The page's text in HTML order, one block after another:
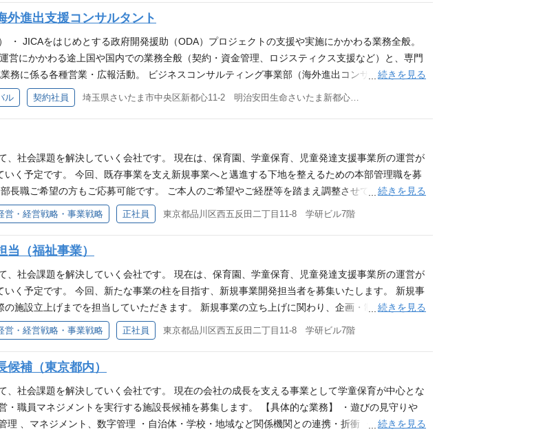
外進出支援コンサルタント
JICAをはじめとする政府開発援助（ODA）プロジェクトの支援や実施にかかわる業務全般。
営にかかわる途上国や国内での業務全般（契約・資金管理、ロジスティクス支援など）と、専門
務に係る各種営業・広報活動。 ビジネスコンサルティング事業部（海外進出コンサルタント）
ング業務。具体的にはマーケティング計画策定、事業戦略策定、業務提携支援など。 ・ 上記
ちらからご確認をお願いします。 採用会社 アイ・シー・ネット株式会社 https://www.icnet.co.j
を活かした、日本企業の海外展開支援やCSR・CSV・人材育成の支援事業も展開するほか、学
開。 所在地 〒330-6027埼玉県さいたま市中央区新都心11-2 明治安田生命さいたま新都心ビル2
続きを見る
ル 契約社員
社会課題を解決していく会社です。 現在は、保育園、学童保育、児童発達支援事業所の運営が
く予定です。 今回、既存事業を支え新規事業へと邁進する下地を整えるための本部管理職を募
長職ご希望の方もご応募可能です。 ご本人のご希望やご経歴等を踏まえ調整させていただきま
） 全社業績管理および中期計画・年度計画策定 施設単位の収支管理と改善策の立案 DX業務
自治体請求業務および業績管理業務の統括 （課長職）自治体請求業務および業績管理業務の
施設のつなぎ 運営施設の問題・課題解決の推進 その他運営施設に関する業務全般 （副部長
（課長職）運営担当のマネジメント及び業務フォロー、担当施設の問題・課題解決 求める人物
方 明確な答えがない中でも、模索しながら形にしていくことができる方 社会を良くしたいと
スキル・経験 標準的なPCスキル 論理的思考力、コミュニケーションスキル マネジメントスキ
る施設責任者の経験 業績管理業務経験 店舗系ビジネスにおけるSV経験 採用会社 株式会社 学
事業内容 首都圏を中心とした保育園・学童保育等の運営および子育て支援事業。 2026年度
続きを見る
営・経営戦略・事業戦略 正社員 東京都品川区西五反田二丁目11-8 学研ビル7階
（福祉事業）
社会課題を解決していく会社です。 現在は、保育園、学童保育、児童発達支援事業所の運営が
く予定です。 今回、新たな事業の柱を目指す、新規事業開発担当者を募集いたします。 新規事
施設立上げまでを担当していただきます。 新規事業の立ち上げに関わり、企画・制度設計・運
や行政の声を取り入れ、独自モデルを構築 自身のスキルや経験も大きく広がる挑戦的な仕事
計画・予算管理・費用対効果の分析 社会的意義とビジネス性を両立した事業づくり 求める人
野での勤務経験（現場・本部問わず）がある方 論理性、コミュニケーション能力がある方 社
方 業績管理業務経験 店舗系ビジネスにおけるSV経験 採用会社 株式会社 学研ココファン・ナ
圏を中心とした保育園・学童保育等の運営および子育て支援事業。 2026年度からは事業領域、
区西五反田二丁目11-8 学研ビル7階
続きを見る
営・経営戦略・事業戦略 正社員 東京都品川区西五反田二丁目11-8 学研ビル7階
補（東京都内）
社会課題を解決していく会社です。 現在の会社の成長を支える事業として学童保育が中心とな
・職員マネジメントを実行する施設長候補を募集します。 【具体的な業務】 ・遊びの見守りや
、マネジメント、数字管理 ・自治体・学校・地域など関係機関との連携・折衝 ・本部との連
続きを見る